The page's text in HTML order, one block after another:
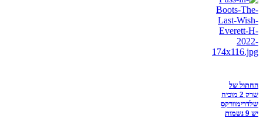
החתול של
שרק 2 מוכיח
שלדרימוורקס
יש 9 נשמות